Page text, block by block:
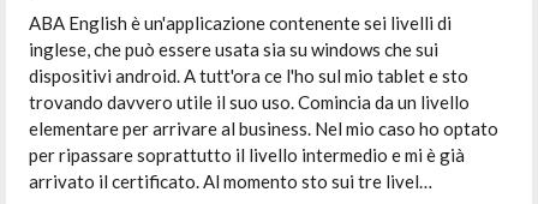
ABA English è un'applicazione contenente sei livelli di
inglese, che può essere usata sia su windows che sui
dispositivi android. A tutt'ora ce l'ho sul mio tablet e sto
trovando davvero utile il suo uso. Comincia da un livello
elementare per arrivare al business. Nel mio caso ho optato
per ripassare soprattutto il livello intermedio e mi è già
arrivato il certificato. Al momento sto sui tre livel…